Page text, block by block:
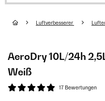
Luftverbesserer
AeroDry 10L/24h
Weiß
17 Bewertungen